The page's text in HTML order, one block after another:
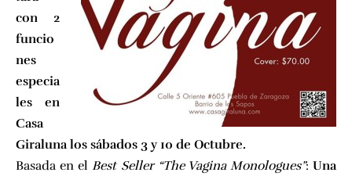
con 2
funcio
nes
especia
les en
Casa
Giraluna los sábados 3 y 10 de Octubre.
Basada en el Best Seller “The Vagina Monologues”: Una